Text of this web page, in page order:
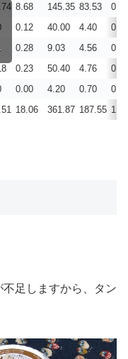
8.68 145.35 83.53
0.12 40.00 4.40
0.28 9.03 4.56
0.23 50.40 4.76
0.00 4.20 0.70
18.06 361.87 187.55
足しますから、タン